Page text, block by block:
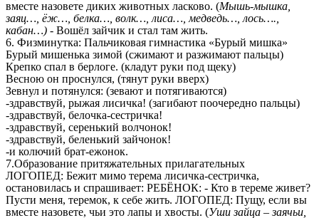
вместе назовете диких животных ласково. (Мышь-мышка,
заяц…, ёж…, белка…, волк…, лиса…, медведь…, лось….,
кабан…) - Вошёл зайчик и стал там жить.
6. Физминутка: Пальчиковая гимнастика «Бурый мишка»
Бурый мишенька зимой (сжимают и разжимают пальцы)
Крепко спал в берлоге. (кладут руки под щеку)
Весною он проснулся, (тянут руки вверх)
Зевнул и потянулся: (зевают и потягиваются)
-здравствуй, рыжая лисичка! (загибают поочередно пальцы)
-здравствуй, белочка-сестричка!
-здравствуй, серенький волчонок!
-здравствуй, беленький зайчонок!
-и колючий брат-ежонок.
7.Образование притяжательных прилагательных
ЛОГОПЕД: Бежит мимо терема лисичка-сестричка,
остановилась и спрашивает: РЕБЁНОК: - Кто в тереме живет?
Пусти меня, теремок, к себе жить. ЛОГОПЕД: Пущу, если вы
вместе назовете, чьи это лапы и хвосты. (Уши зайца – заячьи,